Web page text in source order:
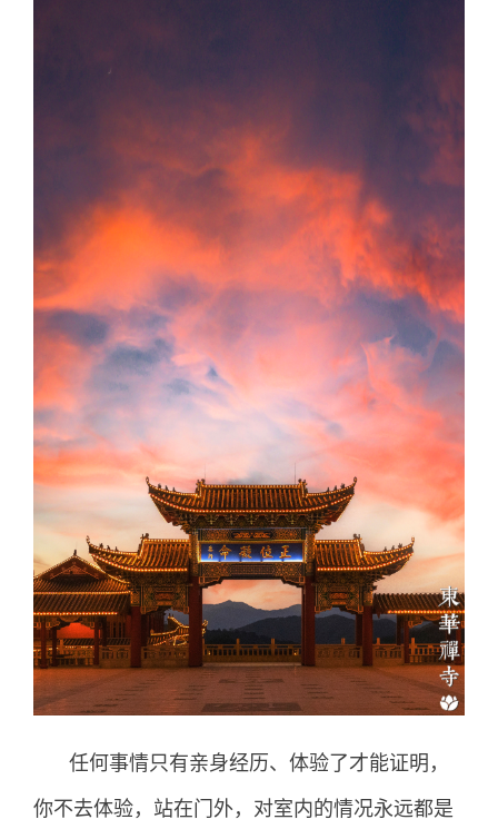
任何事情只有亲身经历、体验了才能证明，
你不去体验，站在门外，对室内的情况永远都是